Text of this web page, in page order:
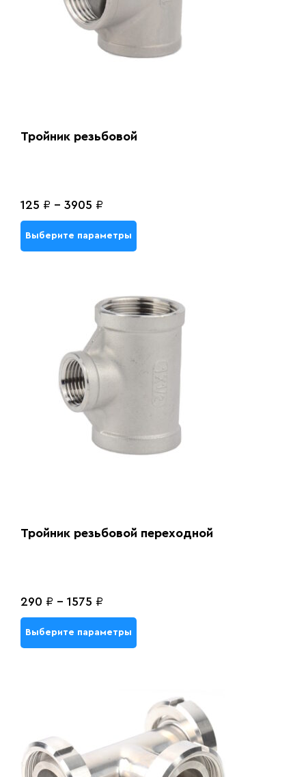
Тройник резьбовой
125 ₽ - 3905 ₽
Выберите параметры
Тройник резьбовой переходной
290 ₽ - 1575 ₽
Выберите параметры